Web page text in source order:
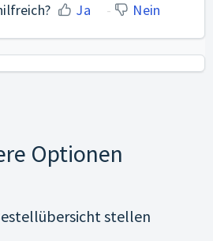
Ja Nein
Optionen
stellen